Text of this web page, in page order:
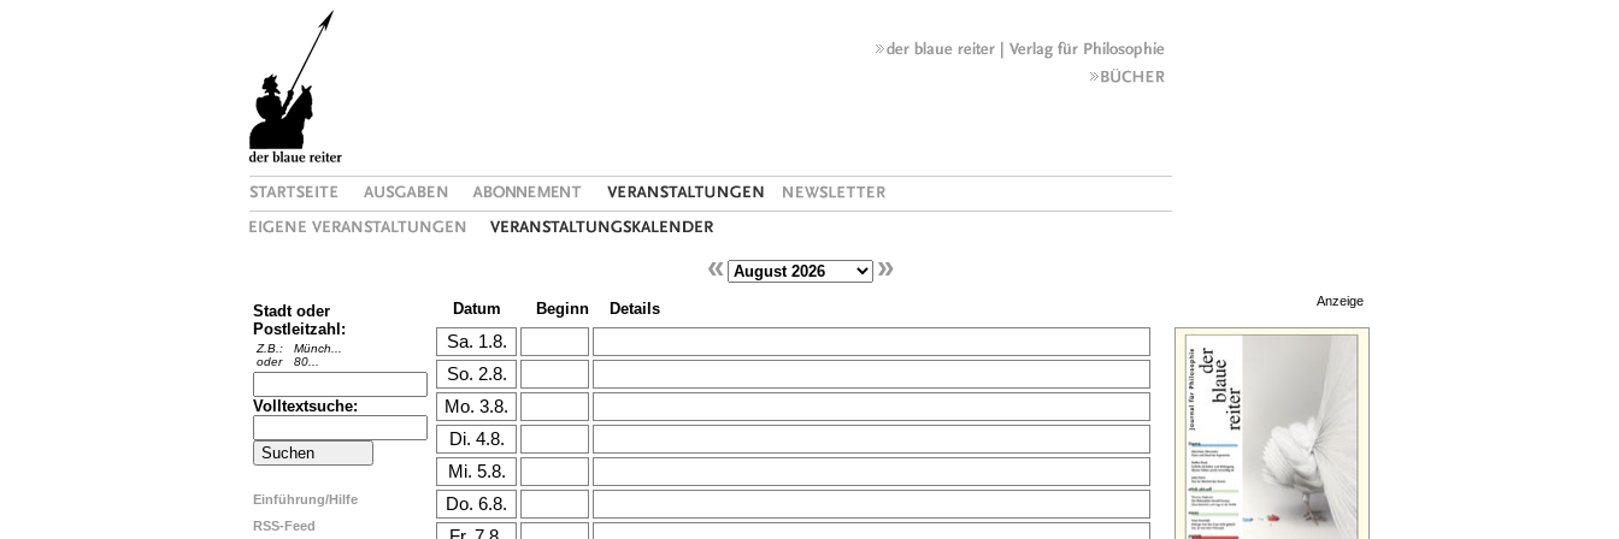
Anzeige
Stadt oder
Postleitzahl:
Z.B.:
oder
Münch...
80...
Volltextsuche:
Einführung/Hilfe
RSS-Feed
« »
Datum Beginn Details